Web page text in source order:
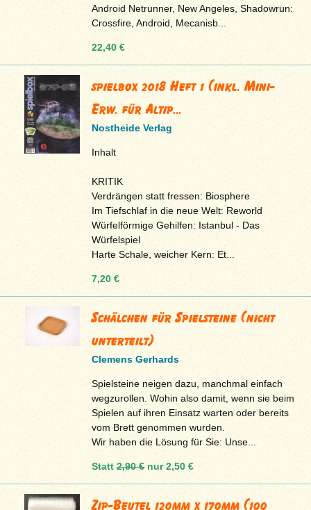
Android Netrunner, New Angeles, Shadowrun:
Crossfire, Android, Mecanisb...
22,40 €
spielbox 2018 Heft 1 (inkl. Mini-
Erw. für Altip...
Nostheide Verlag
Inhalt
KRITIK
Verdrängen statt fressen: Biosphere
Im Tiefschlaf in die neue Welt: Reworld
Würfelförmige Gehilfen: Istanbul - Das
Würfelspiel
Harte Schale, weicher Kern: Et...
7,20 €
Schälchen für Spielsteine (nicht
unterteilt)
Clemens Gerhards
Spielsteine neigen dazu, manchmal einfach
wegzurollen. Wohin also damit, wenn sie beim
Spielen auf ihren Einsatz warten oder bereits
vom Brett genommen wurden.
Wir haben die Lösung für Sie: Unse...
Statt2,90 €nur2,50 €
Zip-Beutel 120mm x 170mm (100